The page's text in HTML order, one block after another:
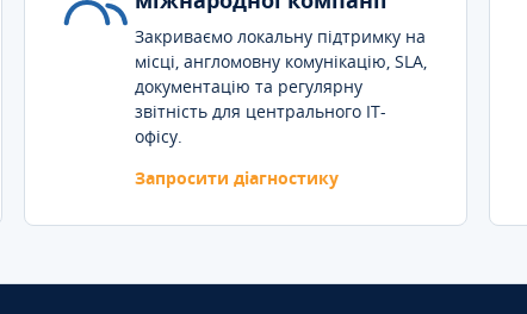
Закриваємо локальну підтримку на
місці, англомовну комунікацію, SLA,
документацію та регулярну
звітність для центрального IT-
офісу.
Запросити діагностику